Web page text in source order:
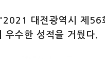
대전광역시 제56
우수한 성적을 거뒀다.